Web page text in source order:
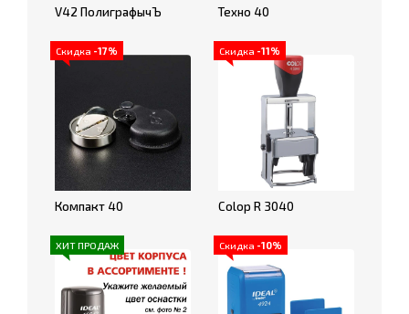
V42 ПолиграфычЪ Техно 40
Скидка -17%
Компакт 40
Скидка -11%
Colop R 3040
ХИТ ПРОДАЖ Скидка -10%